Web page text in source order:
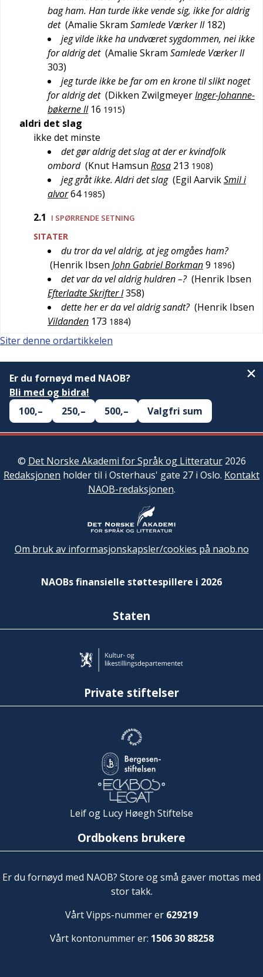
bag ham. Han turde ikke vende sig, ikke for aldrig
det (Amalie Skram Samlede Værker II 182)
jeg vilde ikke ha undværet sygdommen, nei ikke
for aldrig det (Amalie Skram Samlede Værker II
303)
jeg turde ikke be far om en krone til slikt noget
for aldrig det (Dikken ZwilgmeyerInger-Johanne-
bøkerne II 16 1915)
aldri det slag
ikke det minste
det gør aldrig det slag at der er kvindfolk
ombord (Knut Hamsun Rosa 213 1908)
jeg gråt ikke. Aldri det slag (Egil AarvikSmil i
alvor64 1985)
2.1
I SPØRRENDE SETNING
SITATER
du tror da vel aldrig, at jeg omgåes ham?
(Henrik Ibsen John Gabriel Borkman9 1896)
det var da vel aldrig huldren –? (Henrik Ibsen
Efterladte Skrifter I358)
dette her er da vel aldrig sandt? (Henrik Ibsen
Vildanden 173 1884)
Siter denne ordartikkelen
Er du fornøyd med NAOB?
Bli med og bidra!
100,–
250,– 500,– Valgfri sum
© Det Norske Akademi for Språk og Litteratur2026
Redaksjonen holder til i Osterhaus' gate 27 i Oslo. Kontakt
NAOB-redaksjonen.
Om bruk av informasjonskapsler/cookies på naob.no
NAOBs finansielle støttespillere i 2026
Staten
Private stiftelser
Leif og Lucy Høegh Stiftelse
Ordbokens brukere
Er du fornøyd med NAOB? Store og små gaver mottas med
stor takk.
Vårt Vipps-nummer er 629219
Vårt kontonummer er: 1506 30 88258